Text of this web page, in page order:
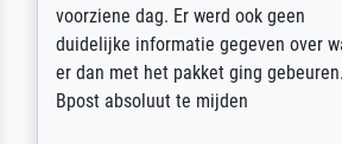
wird nicht unser letzter Meisterdruck
sein. Vielen Dank!